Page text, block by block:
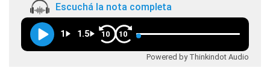
Escuchá la nota completa
1 1.5 10 10
Powered by Thinkindot Audio